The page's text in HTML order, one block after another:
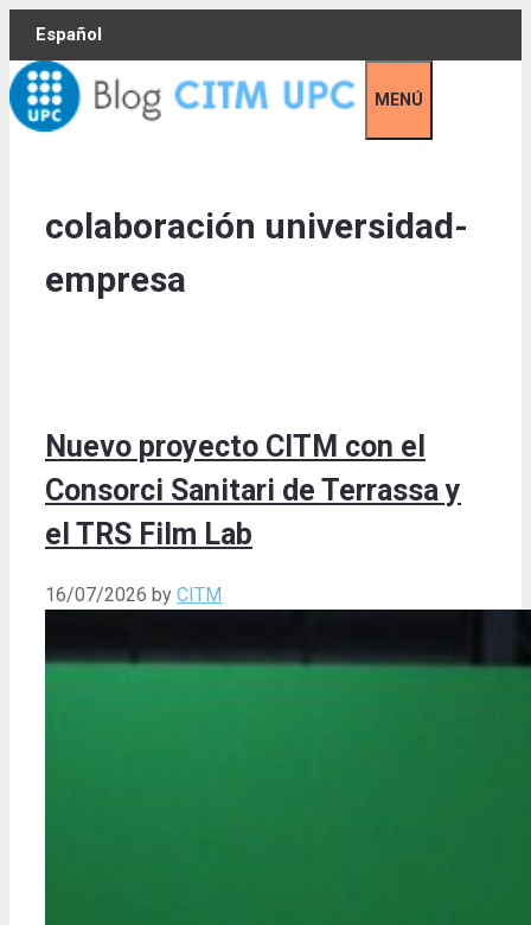
Skip
content
Español
MENÚ
colaboración universidad-
empresa
Nuevo proyecto CITM con el
Consorci Sanitari de Terrassa y
el TRS Film Lab
16/07/2026 by CITM